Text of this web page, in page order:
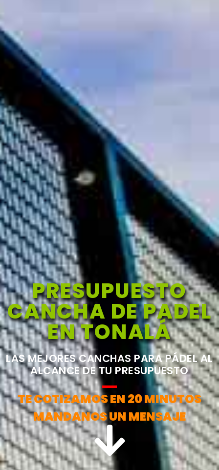
PRESUPUESTO
CANCHA DE PADEL
EN TONALÁ
LAS MEJORES CANCHAS PARA PÁDEL AL
ALCANCE DE TU PRESUPUESTO
TE COTIZAMOS EN 20 MINUTOS
MANDANOS UN MENSAJE